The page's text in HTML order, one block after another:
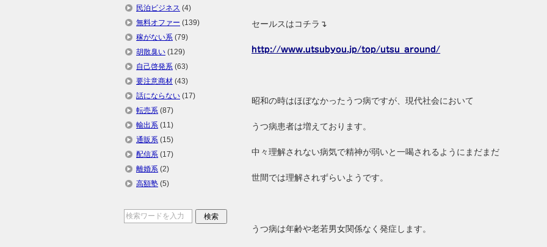
セールスはコチラ↴
http://www.utsubyou.jp/top/utsu_around/
昭和の時はほぼなかったうつ病ですが、現代社会において
うつ病患者は増えております。
中々理解されない病気で精神が弱いと一喝されるようにまだまだ
世間では理解されずらいようです。
うつ病は年齢や老若男女関係なく発症します。
民泊ビジネス (4)
無料オファー (139)
稼がない系 (79)
胡散臭い (129)
自己啓発系 (63)
要注意商材 (43)
話にならない (17)
転売系 (87)
輸出系 (11)
通販系 (15)
配信系 (17)
離婚系 (2)
高額塾 (5)